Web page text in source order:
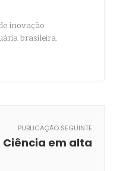
inovação
brasileira.
PUBLICAÇÃO SEGUINTE
Ciência em alta